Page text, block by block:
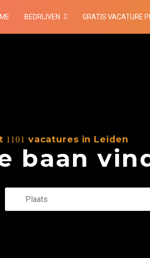
BEDRIJVEN GRATIS VACATURE
1101 vacatures in Leiden
baan